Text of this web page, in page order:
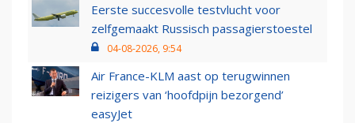
Eerste succesvolle testvlucht voor
zelfgemaakt Russisch passagierstoestel
04-08-2026, 9:54
Air France-KLM aast op terugwinnen
reizigers van ‘hoofdpijn bezorgend’
easyJet